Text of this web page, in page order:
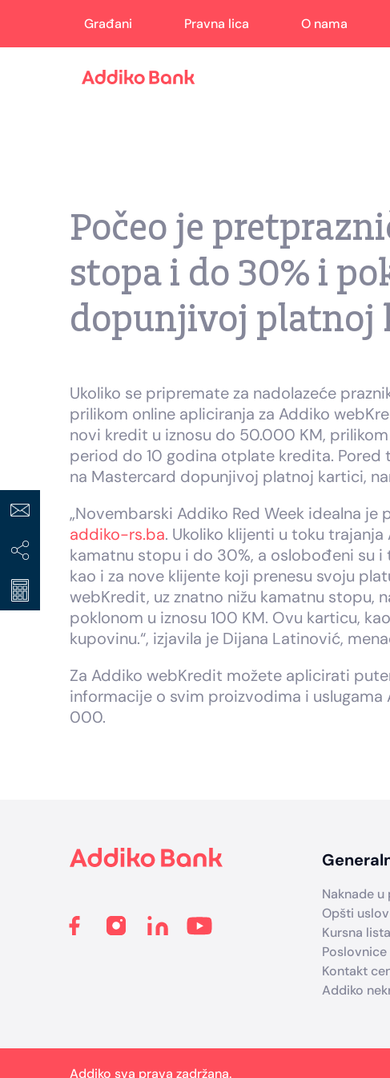
Građani Pravna lica O nama
Počeo je
stopa i do 30% i
dopunjivoj platnoj
Ukoliko se pripremate za nadolazeće
prilikom online apliciranja za Addiko
novi kredit u iznosu do 50.000 KM,
period do 10 godina otplate kredita.
na Mastercard dopunjivoj platnoj kartici,
„Novembarski Addiko Red Week idealna
addiko-rs.ba. Ukoliko klijenti u toku
kamatnu stopu i do 30%, a oslobođeni su
kao i za nove klijente koji prenesu svoju
webKredit, uz znatno nižu kamatnu
poklonom u iznosu 100 KM. Ovu karticu,
kupovinu.“, izjavila je Dijana Latinović,
Za Addiko webKredit možete aplicirati
informacije o svim proizvodima i uslugama
000.
Naknade
Opšti
Kursna lista
Poslovnice
Kontakt
Addiko
Addiko sva prava zadržana.